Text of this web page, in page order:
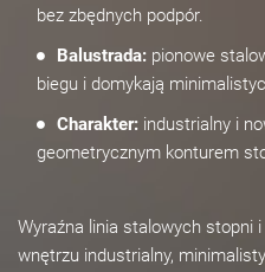
bez zbędnych podpór.
Balustrada: pionowe
biegu i domykają
Charakter: industrialny i
geometrycznym konturem
Wyraźna linia stalowych stopni
wnętrzu industrialny,